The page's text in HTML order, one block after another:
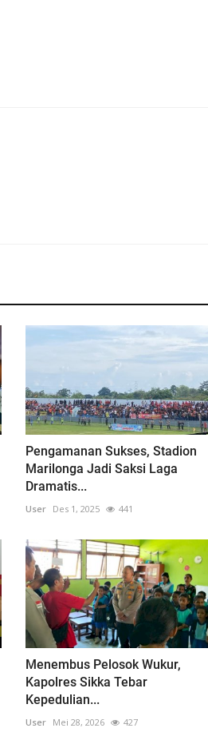
Pengamanan Sukses, Stadion
Marilonga Jadi Saksi Laga
Dramatis...
User Des 1, 2025 441
Menembus Pelosok Wukur,
Kapolres Sikka Tebar
Kepedulian...
User Mei 28, 2026 427